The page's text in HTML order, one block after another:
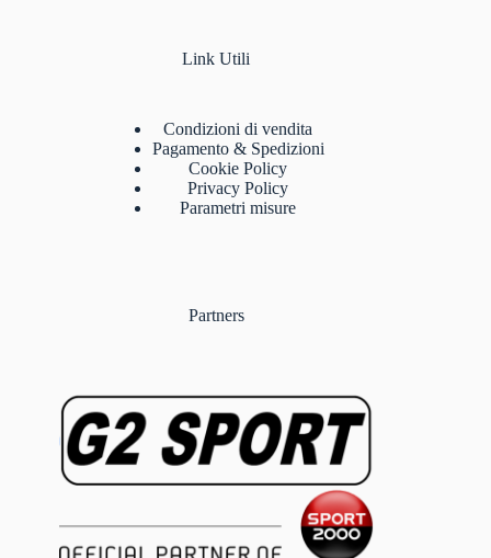
Link Utili
Condizioni di vendita
Pagamento & Spedizioni
Cookie Policy
Privacy Policy
Parametri misure
Partners